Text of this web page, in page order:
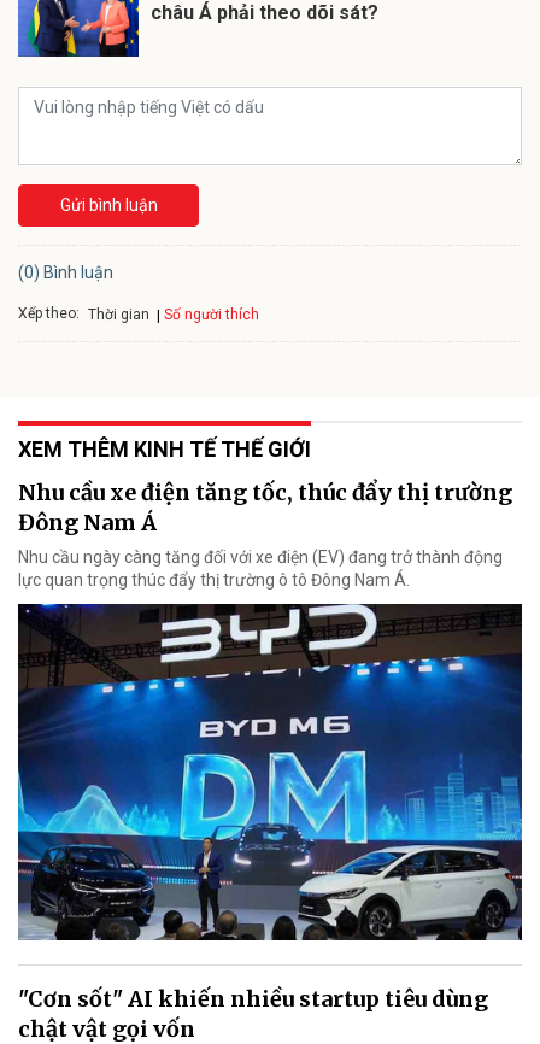
châu Á phải theo dõi sát?
Gửi bình luận
(0) Bình luận
Xếp theo: Thời gian Số người thích
XEM THÊM KINH TẾ THẾ GIỚI
Nhu cầu xe điện tăng tốc, thúc đẩy thị trường
Đông Nam Á
Nhu cầu ngày càng tăng đối với xe điện (EV) đang trở thành động
lực quan trọng thúc đẩy thị trường ô tô Đông Nam Á.
"Cơn sốt" AI khiến nhiều startup tiêu dùng
chật vật gọi vốn